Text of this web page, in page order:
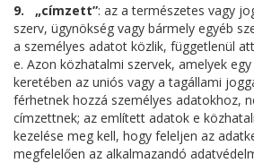
9. „címzett”: az a természetes vagy
szerv, ügynökség vagy bármely egyéb
a személyes adatot közlik, függetlenül
e. Azon közhatalmi szervek, amelyek
keretében az uniós vagy a tagállami
férhetnek hozzá személyes adatokhoz,
címzettnek; az említett adatok e
kezelése meg kell, hogy feleljen az
megfelelően az alkalmazandó